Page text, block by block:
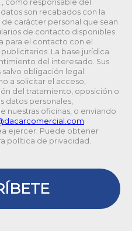
como responsable del
son recabados con la
carácter personal que sean
de contacto disponibles
para el contacto con el
La base jurídica
del interesado. Sus
obligación legal.
a solicitar el acceso,
del tratamiento, oposición o
datos personales,
nuestras oficinas, o enviando
moc.laicremocracad
ejercer. Puede obtener
política de privacidad.